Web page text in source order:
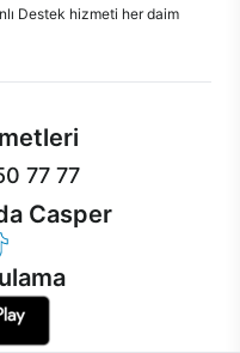
Destek hizmeti her daim
77 77
Casper
YouTube
TikTok